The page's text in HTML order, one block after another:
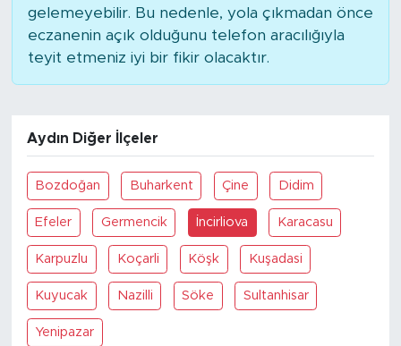
gelemeyebilir. Bu nedenle, yola çıkmadan önce
eczanenin açık olduğunu telefon aracılığıyla
teyit etmeniz iyi bir fikir olacaktır.
Aydın Diğer İlçeler
Bozdoğan Buharkent Çine Didim
Efeler Germencik İncirliova Karacasu
Karpuzlu Koçarli Köşk Kuşadasi
Kuyucak Nazilli Söke Sultanhisar
Yenipazar